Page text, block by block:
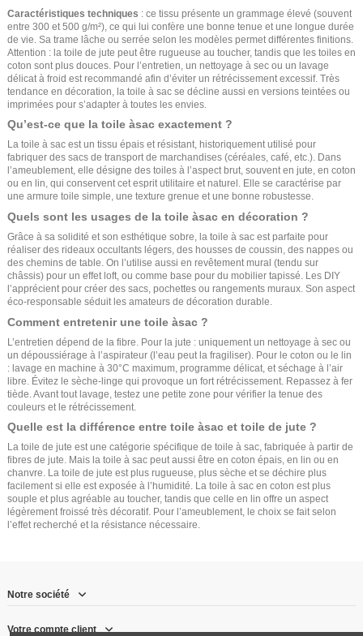
Caractéristiques techniques : ce tissu présente un grammage élevé (souvent
entre 300 et 500 g/m²), ce qui lui confère une bonne tenue et une longue durée
de vie. Sa trame lâche ou serrée selon les modèles permet différentes finitions.
Attention : la toile de jute peut être rugueuse au toucher, tandis que les toiles en
coton sont plus douces. Pour l’entretien, un nettoyage à sec ou un lavage
délicat à froid est recommandé afin d’éviter un rétrécissement excessif. Très
tendance en décoration, la toile à sac se décline aussi en versions teintées ou
imprimées pour s’adapter à toutes les envies.
Qu’est-ce que la toile àsac exactement ?
La toile à sac est un tissu épais et résistant, historiquement utilisé pour
fabriquer des sacs de transport de marchandises (céréales, café, etc.). Dans
l’ameublement, elle désigne des toiles à l’aspect brut, souvent en jute, en coton
ou en lin, qui conservent cet esprit utilitaire et naturel. Elle se caractérise par
une armure toile simple, une texture grenue et une bonne robustesse.
Quels sont les usages de la toile àsac en décoration ?
Grâce à sa solidité et son esthétique sobre, la toile à sac est parfaite pour
réaliser des rideaux occultants légers, des housses de coussin, des nappes ou
des chemins de table. On l’utilise aussi en revêtement mural (tendu sur
châssis) pour un effet loft, ou comme base pour du mobilier tapissé. Les DIY
l’apprécient pour créer des sacs, pochettes ou rangements muraux. Son aspect
éco-responsable séduit les amateurs de décoration durable.
Comment entretenir une toile àsac ?
L’entretien dépend de la fibre. Pour la jute : uniquement un nettoyage à sec ou
un dépoussiérage à l’aspirateur (l’eau peut la fragiliser). Pour le coton ou le lin
: lavage en machine à 30°C maximum, programme délicat, et séchage à l’air
libre. Évitez le sèche-linge qui provoque un fort rétrécissement. Repassez à fer
tiède. Avant tout lavage, testez une petite zone pour vérifier la tenue des
couleurs et le rétrécissement.
Quelle est la différence entre toile àsac et toile de jute ?
La toile de jute est une catégorie spécifique de toile à sac, fabriquée à partir de
fibres de jute. Mais la toile à sac peut aussi être en coton épais, en lin ou en
chanvre. La toile de jute est plus rugueuse, plus sèche et se déchire plus
facilement si elle est exposée à l’humidité. La toile à sac en coton est plus
souple et plus agréable au toucher, tandis que celle en lin offre un aspect
légèrement froissé très décoratif. Pour l’ameublement, le choix se fait selon
l’effet recherché et la résistance nécessaire.
Notre société
Votre compte client